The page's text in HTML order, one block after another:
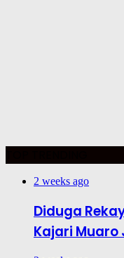
2 weeks ago
Diduga
Kajari